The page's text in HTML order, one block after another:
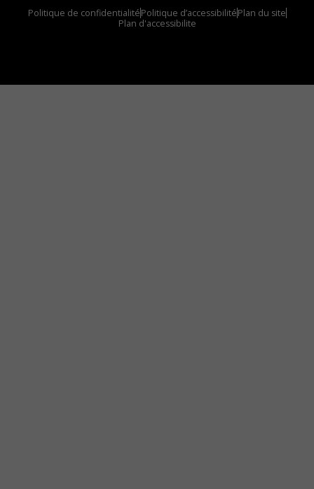
Politique de confidentialitéPolitique d’accessibilitéPlan du site
Plan d'accessibilite